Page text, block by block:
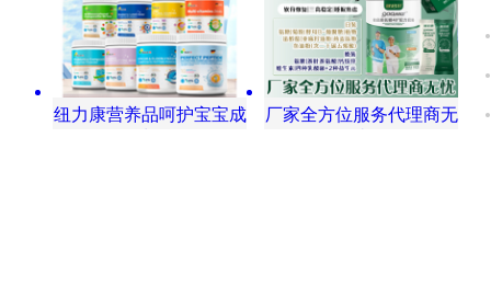
纽力康营养品呵护宝宝成
厂家全方位服务代理商无